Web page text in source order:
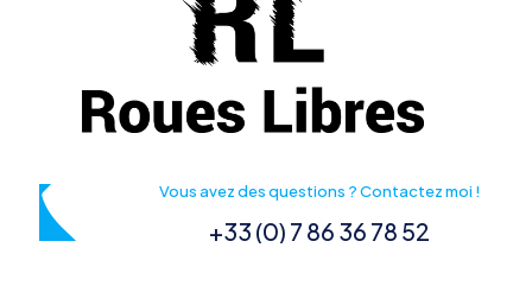
Vous avez des questions ? Contactez moi !
+33 (0) 7 86 36 78 52